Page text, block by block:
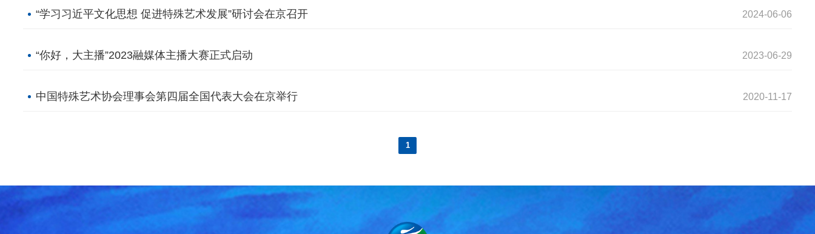
“学习习近平文化思想 促进特殊艺术发展”研讨会在京召开 2024-06-06
“你好，大主播”2023融媒体主播大赛正式启动 2023-06-29
中国特殊艺术协会理事会第四届全国代表大会在京举行 2020-11-17
1